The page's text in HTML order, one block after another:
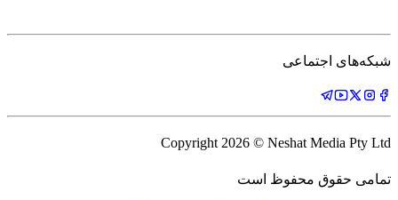
شبکه‌های اجتماعی
Copyright 2026 © Neshat Media Pty Ltd
تمامی حقوق محفوظ است